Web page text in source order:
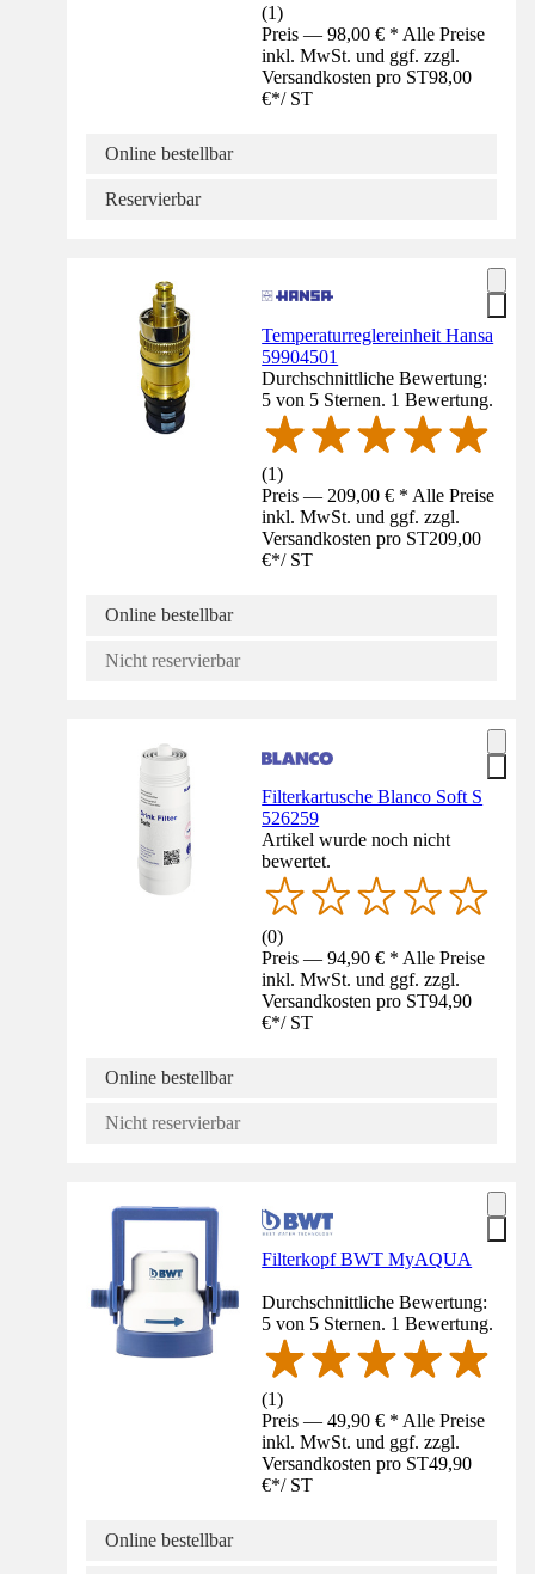
(1)
Preis — 98,00 € * Alle Preise
inkl. MwSt. und ggf. zzgl.
Versandkosten pro ST98,00
€*/ ST
Online bestellbar
Reservierbar
Temperaturreglereinheit Hansa
59904501
Durchschnittliche Bewertung:
5 von 5 Sternen. 1 Bewertung.
(1)
Preis — 209,00 € * Alle Preise
inkl. MwSt. und ggf. zzgl.
Versandkosten pro ST209,00
€*/ ST
Online bestellbar
Nicht reservierbar
Filterkartusche Blanco Soft S
526259
Artikel wurde noch nicht
bewertet.
(0)
Preis — 94,90 € * Alle Preise
inkl. MwSt. und ggf. zzgl.
Versandkosten pro ST94,90
€*/ ST
Online bestellbar
Nicht reservierbar
Filterkopf BWT MyAQUA
Durchschnittliche Bewertung:
5 von 5 Sternen. 1 Bewertung.
(1)
Preis — 49,90 € * Alle Preise
inkl. MwSt. und ggf. zzgl.
Versandkosten pro ST49,90
€*/ ST
Online bestellbar